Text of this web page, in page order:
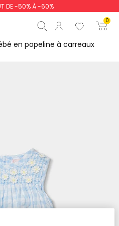
DE -50% À -60%
0
en popeline à carreaux